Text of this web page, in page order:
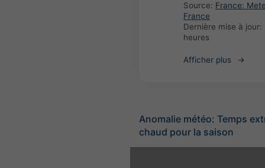
Source: France:
France
Dernière mise à jour:
heures
Afficher plus
Anomalie météo: Temps
chaud pour la saison